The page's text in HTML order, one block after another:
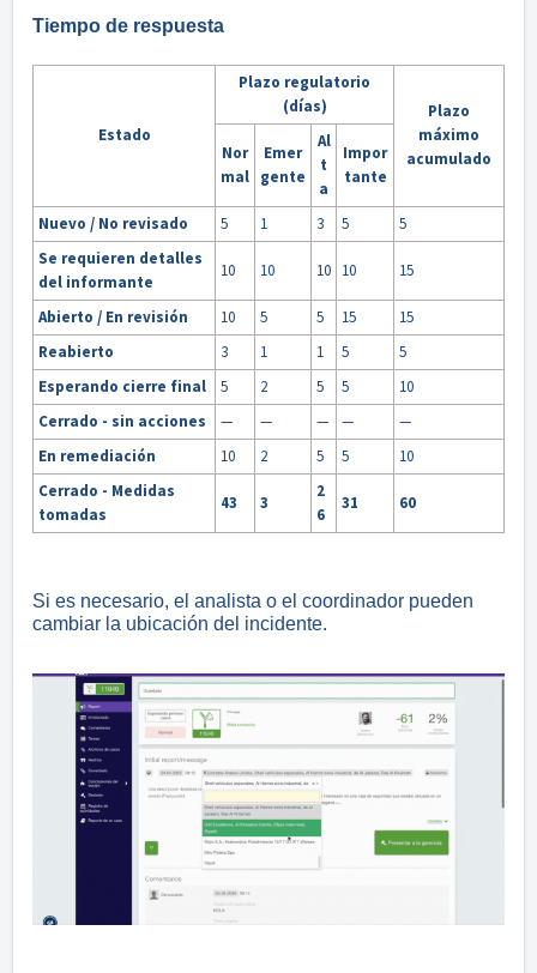
Tiempo de respuesta
Estado
Plazo regulatorio
(días)
Plazo
máximo
acumulado
Nor
mal
Emer
gente
Al
t
a
Impor
tante
Nuevo / No revisado 5 1 3 5
5
Se requieren detalles
del informante
10 10 10 10 15
Abierto / En revisión 10 5 5 15
15
Reabierto
3 1 1 5
5
Esperando cierre final
5 2 5 5
10
Cerrado - sin acciones
— — — —
—
En remediación
10 2 5 5
10
Cerrado - Medidas
tomadas
43 3
2
6
31 60
Si es necesario, el analista o el coordinador pueden
cambiar la ubicación del incidente.